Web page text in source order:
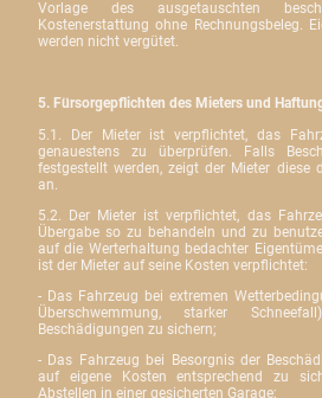
Vorlage des ausgetauschten
Kostenerstattung ohne Rechnungsbeleg.
werden nicht vergütet.
5. Fürsorgepflichten des Mieters und
5.1. Der Mieter ist verpflichtet, das
genauestens zu überprüfen. Falls
festgestellt werden, zeigt der Mieter diese
an.
5.2. Der Mieter ist verpflichtet, das
Übergabe so zu behandeln und zu
auf die Werterhaltung bedachter
ist der Mieter auf seine Kosten verpflichtet:
- Das Fahrzeug bei extremen
Überschwemmung, starker
Beschädigungen zu sichern;
- Das Fahrzeug bei Besorgnis der
auf eigene Kosten entsprechend zu
Abstellen in einer gesicherten Garage;